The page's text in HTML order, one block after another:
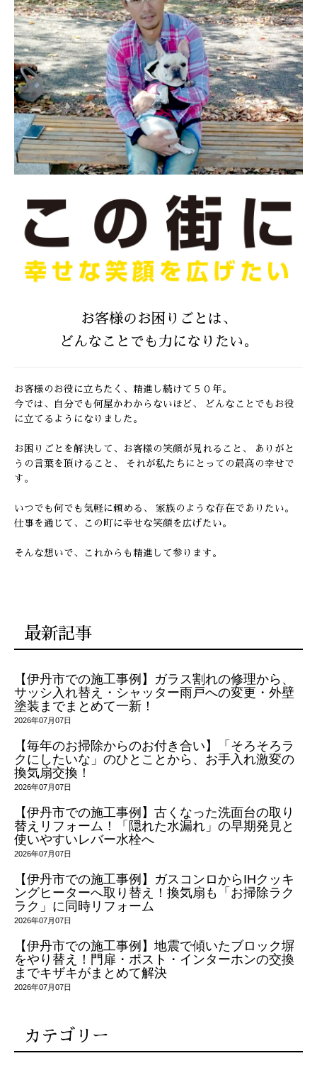
お客様のお困りごとは、
どんなことでも力になりたい。
お客様のお役に立ちたく、精進し続けて５０年。
今では、自分でも何屋かわからないほど、
どんなことでもお役
に立てるようになりました。
お困りごとを解決して、お客様の笑顔が見れること、
ありがと
うの言葉を頂けること、
それが私たちにとっての最高の幸せで
す。
いつでも何でも気軽に頼める、 家族のような存在でありたい。
仕事を通じて、この町に幸せな笑顔を広げたい。
そんな想いで、これからも精進して参ります。
最新記事
【伊丹市での施工事例】ガラス割れの修理から、
サッシ入れ替え・シャッター雨戸への変更・外壁
塗装までまとめて一新！
2026年07月07日
【毎年のお掃除からのお付き合い】「そろそろラ
クにしたいな」のひとことから、お手入れ激変の
換気扇交換！
2026年07月07日
【伊丹市での施工事例】古くなった洗面台の取り
替えリフォーム！「隠れた水漏れ」の早期発見と
使いやすいレバー水栓へ
2026年07月07日
【伊丹市での施工事例】ガスコンロからIHクッキ
ングヒーターへ取り替え！換気扇も「お掃除ラク
ラク」に同時リフォーム
2026年07月07日
【伊丹市での施工事例】地震で傾いたブロック塀
をやり替え！門扉・ポスト・インターホンの交換
までキザキがまとめて解決
2026年07月07日
カテゴリー